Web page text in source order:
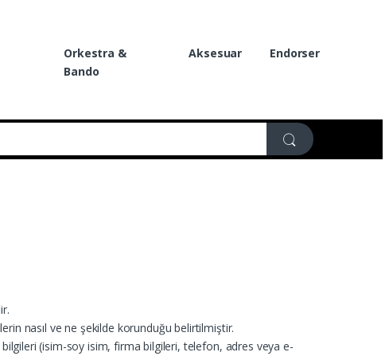
Orkestra &
Bando
Aksesuar Endorser
nasıl ve ne şekilde korunduğu belirtilmiştir.
(isim-soy isim, firma bilgileri, telefon, adres veya e-